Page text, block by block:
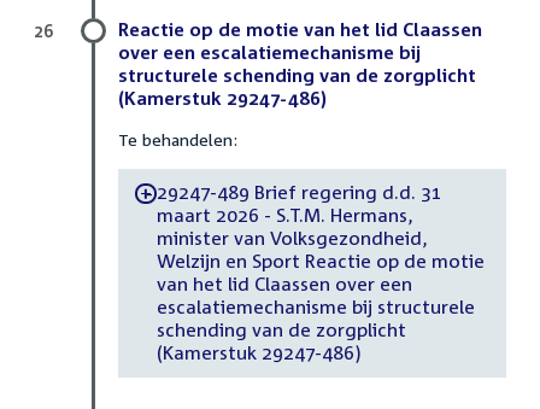
Reactie op de motie van het lid Claassen
over een escalatiemechanisme bij
structurele schending van de zorgplicht
(Kamerstuk 29247-486)
Te behandelen:
-29247-489 Brief regering d.d. 31
maart 2026 - S.T.M. Hermans,
minister van Volksgezondheid,
Welzijn en Sport Reactie op de motie
van het lid Claassen over een
escalatiemechanisme bij structurele
schending van de zorgplicht
(Kamerstuk 29247-486)
26